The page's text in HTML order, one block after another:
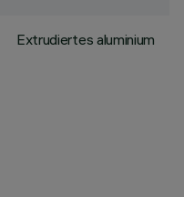
Extrudiertes aluminium